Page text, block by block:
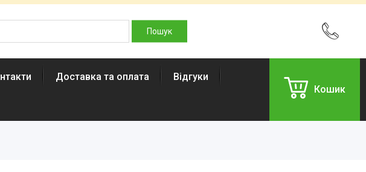
Доставка та оплата Відгуки
Кошик